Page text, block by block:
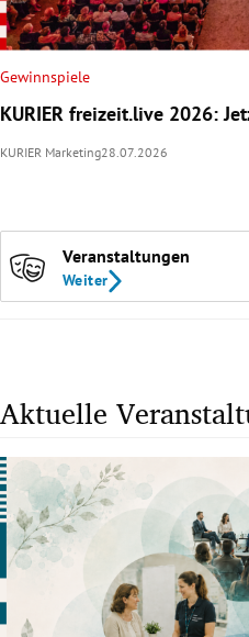
Gewinnspiele
KURIER freizeit.live 2026:
KURIER Marketing28.07.2026
Veranstaltungen
Weiter
Aktuelle